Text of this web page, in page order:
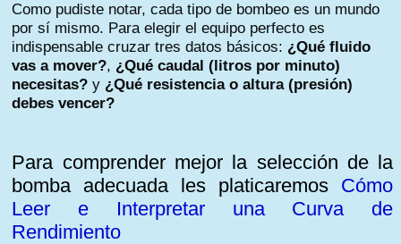
Como pudiste notar, cada tipo de bombeo es un mundo
por sí mismo. Para elegir el equipo perfecto es
indispensable cruzar tres datos básicos: ¿Qué fluido
vas a mover?, ¿Qué caudal (litros por minuto)
necesitas? y ¿Qué resistencia o altura (presión)
debes vencer?
Para comprender mejor la selección de la
bomba adecuada les platicaremos Cómo
Leer e Interpretar una Curva de
Rendimiento